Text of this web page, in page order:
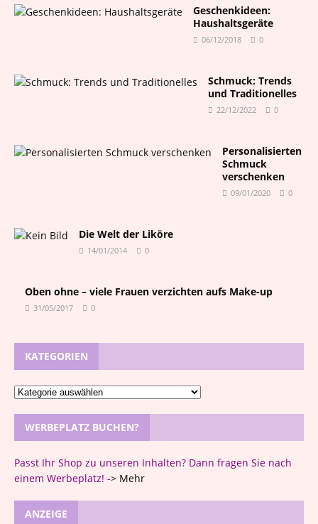
Geschenkideen:
Haushaltsgeräte
06/12/2018 0
Schmuck: Trends
und Traditionelles
22/12/2022 0
Personalisierten
Schmuck
verschenken
09/01/2020 0
Die Welt der Liköre
14/01/2014 0
Oben ohne – viele Frauen verzichten aufs Make-up
31/05/2017 0
KATEGORIEN
WERBEPLATZ BUCHEN?
Passt Ihr Shop zu unseren Inhalten? Dann fragen Sie nach
einem Werbeplatz! -> Mehr
ANZEIGE